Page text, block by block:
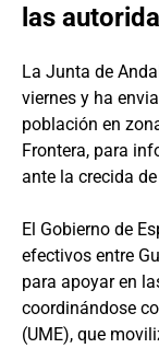
las
La Junta de
viernes y ha
población en
Frontera, para
ante la crecida
El Gobierno de
efectivos entre
para apoyar en
coordinándose
(UME), que